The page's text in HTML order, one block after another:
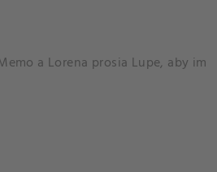
a Lorena prosia Lupe, aby im